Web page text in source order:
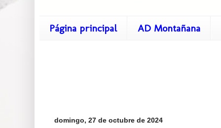
Página principal AD Montañana
domingo, 27 de octubre de 2024